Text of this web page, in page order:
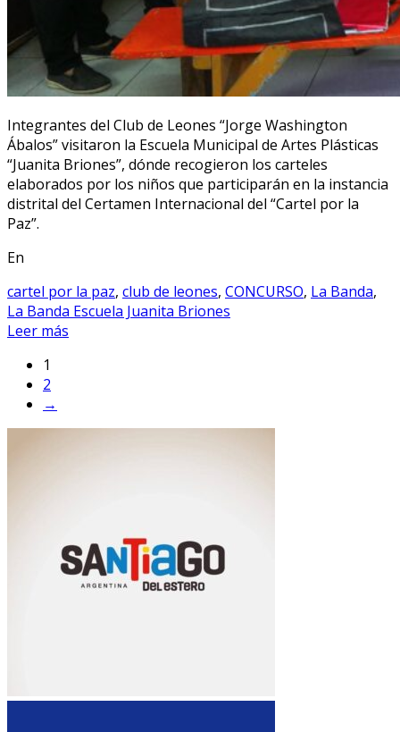
Integrantes del Club de Leones “Jorge Washington
Ábalos” visitaron la Escuela Municipal de Artes Plásticas
“Juanita Briones”, dónde recogieron los carteles
elaborados por los niños que participarán en la instancia
distrital del Certamen Internacional del “Cartel por la
Paz”.
En
cartel por la paz, club de leones, CONCURSO, La Banda,
La Banda Escuela Juanita Briones
Leer más
1
2
→